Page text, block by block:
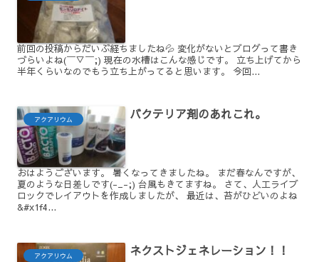
前回の投稿からだいぶ経ちましたね💦 変化がないとブログって書き
づらいよね(￣▽￣;) 現在の水槽はこんな感じです。 立ち上げてから
半年くらいなのでもう立ち上がってると思います。 今回...
アクアリウム バクテリア剤のあれこれ。
おはようございます。 暑くなってきましたね。 まだ春なんですが、
夏のような日差しです(-_-;) 台風もきてますね。 さて、人工ライブ
ロックでレイアウトを作成しましたが、 最近は、苔がひどいのよね
&#x1f4...
アクアリウム ネクストジェネレーション！！